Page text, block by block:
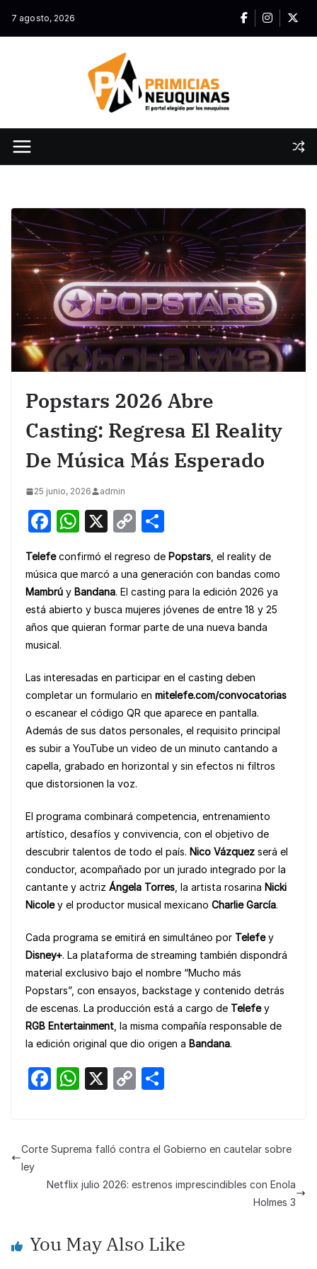
7 agosto, 2026
Popstars 2026 Abre
Casting: Regresa El Reality
De Música Más Esperado
25 junio, 2026 admin
F
c
e
b
o
o
k
W
at
s
A
p
X
C
p
y
Li
n
ar
e
Telefeconfirmó el regreso de Popstars , el reality de
música que marcó a una generación con bandas como
Mambrú y Bandana. El casting para la edición 2026 ya
está abierto y busca mujeres jóvenes de entre 18 y 25
años que quieran formar parte de una nueva banda
musical.
Las interesadas en participar en el casting deben
completar un formulario en mitelefe.com/convocatorias
o escanear el código QR que aparece en pantalla.
Además de sus datos personales, el requisito principal
es subir a YouTube un video de un minuto cantando a
capella, grabado en horizontal y sin efectos ni filtros
que distorsionen la voz.
El programa combinará competencia, entrenamiento
artístico, desafíos y convivencia, con el objetivo de
descubrir talentos de todo el país. Nico Vázquez será el
conductor, acompañado por un jurado integrado por la
cantante y actriz Ángela Torres , la artista rosarina Nicki
Nicoley el productor musical mexicano Charlie García.
Cada programa se emitirá en simultáneo por Telefey
Disney+. La plataforma de streaming también dispondrá
material exclusivo bajo el nombre “Mucho más
Popstars”, con ensayos, backstage y contenido detrás
de escenas. La producción está a cargo de Telefey
RGB Entertainment , la misma compañía responsable de
la edición original que dio origen a Bandana.
F
e
o
k
W
s
p
X
C
y
n
e
Corte Suprema falló contra el Gobierno en cautelar sobre
ley
Netflix julio 2026: estrenos imprescindibles con Enola
Holmes 3
You May Also Like